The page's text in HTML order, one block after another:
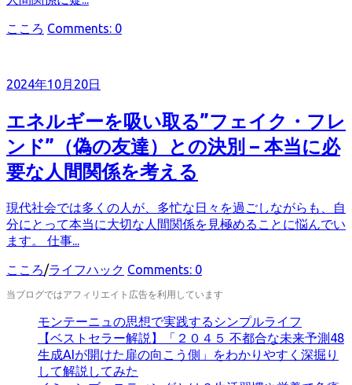
カ
リ
ー
こころ Comments: 0
2024年10月20日
エネルギーを吸い取る”フェイク・フレ
ンド”（偽の友達）との決別 – 本当に必
要な人間関係を考える
現代社会では多くの人が、多忙な日々を過ごしながらも、自
分にとって本当に大切な人間関係を見極めることに悩んでい
ます。 仕事...
カ
ゴ
こころ/ライフハック Comments: 0
当ブログではアフィリエイト広告を利用しています
モンテーニュの思想で実践するシンプルライフ
【ベストセラー解説】「２０４５ 不都合な未来予測48
生成AIが開けた扉の向こう側」をわかりやすく深掘り
して解説してみた